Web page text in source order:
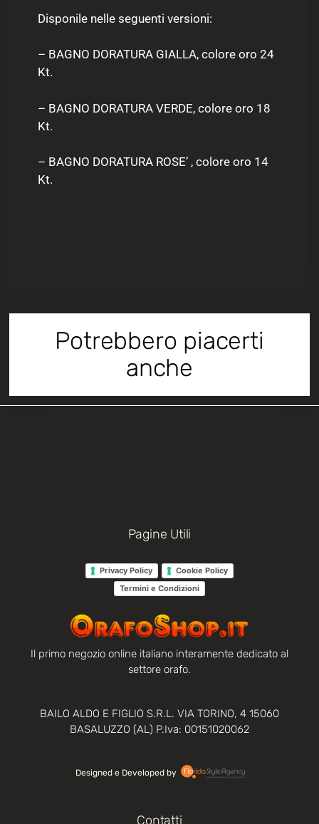
Disponile nelle seguenti versioni:
– BAGNO DORATURA GIALLA, colore oro 24
Kt.
– BAGNO DORATURA VERDE, colore oro 18
Kt.
– BAGNO DORATURA ROSE’ , colore oro 14
Kt.
Potrebbero piacerti
anche
Pagine Utili
Privacy Policy
Cookie Policy
Termini e Condizioni
Il primo negozio online italiano interamente dedicato al
settore orafo.
BAILO ALDO E FIGLIO S.R.L. VIA TORINO, 4 15060
BASALUZZO (AL) P.Iva: 00151020062
Contatti